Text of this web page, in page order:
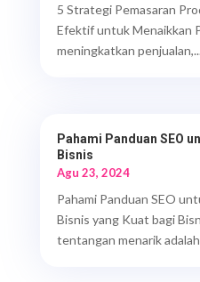
5 Strategi Pemasaran
Efektif untuk Menaikkan
meningkatkan penjualan,...
Pahami Panduan SEO
Bisnis
Agu 23, 2024
Pahami Panduan SEO
Bisnis yang Kuat bagi
tentangan menarik